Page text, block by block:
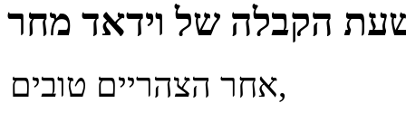
הקבלה של וידאד מחר
אחר הצהריים טובים,